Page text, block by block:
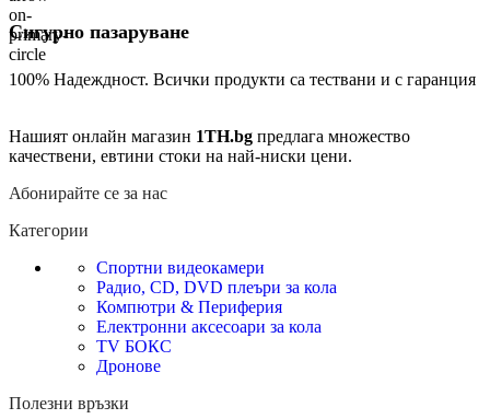
Сигурно пазаруване
100% Надеждност. Всички продукти са тествани и с гаранция
Нашият онлайн магазин 1TH.bg предлага множество
качествени, евтини стоки на най-ниски цени.
Абонирайте се за нас
Категории
Спортни видеокамери
Радио, CD, DVD плеъри за кола
Компютри & Периферия
Електронни аксесоари за кола
TV БОКС
Дронове
Полезни връзки